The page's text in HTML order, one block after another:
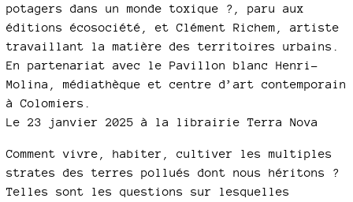
potagers dans un monde toxique ?, paru aux
éditions écosociété, et Clément Richem, artiste
travaillant la matière des territoires urbains.
En partenariat avec le Pavillon blanc Henri-
Molina, médiathèque et centre d’art contemporain
à Colomiers.
Le 23 janvier 2025 à la librairie Terra Nova
Comment vivre, habiter, cultiver les multiples
strates des terres pollués dont nous héritons ?
Telles sont les questions sur lesquelles